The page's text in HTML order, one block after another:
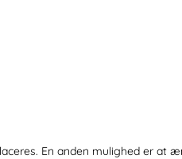
En anden mulighed er at